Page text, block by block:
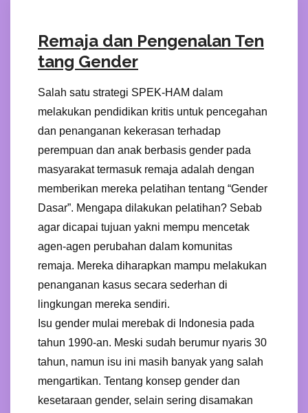
Remaja dan Pengenalan Ten
tang Gender
Salah satu strategi SPEK-HAM dalam
melakukan pendidikan kritis untuk pencegahan
dan penanganan kekerasan terhadap
perempuan dan anak berbasis gender pada
masyarakat termasuk remaja adalah dengan
memberikan mereka pelatihan tentang “Gender
Dasar”. Mengapa dilakukan pelatihan? Sebab
agar dicapai tujuan yakni mempu mencetak
agen-agen perubahan dalam komunitas
remaja. Mereka diharapkan mampu melakukan
penanganan kasus secara sederhan di
lingkungan mereka sendiri.
Isu gender mulai merebak di Indonesia pada
tahun 1990-an. Meski sudah berumur nyaris 30
tahun, namun isu ini masih banyak yang salah
mengartikan. Tentang konsep gender dan
kesetaraan gender, selain sering disamakan